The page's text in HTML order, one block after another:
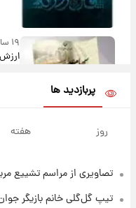
۱۹ ساعت پیش
نام
۱ روز پیش
پربازدید ها
روز هفته
تصاویری از مراسم تشییع
تیپ گل‌گلی خانم بازیگر